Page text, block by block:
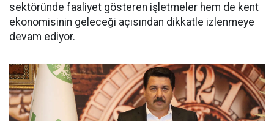
sektöründe faaliyet gösteren işletmeler hem de kent
ekonomisinin geleceği açısından dikkatle izlenmeye
devam ediyor.